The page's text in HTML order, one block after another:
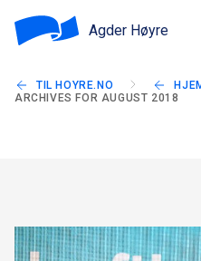
Agder Høyre
TIL HOYRE.NO
ARCHIVES FOR AUGUST 2018